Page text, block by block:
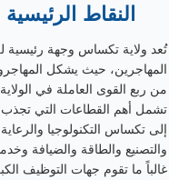
النقاط
تُعد ولاية تكساس وجهة رئيسية
المهاجرين، حيث يشكل
من ربع القوى العاملة في
تشمل أهم القطاعات التي تجذب
إلى تكساس التكنولوجيا
والتصنيع والطاقة والضيافة
غالباً ما تقوم جهات التوظيف